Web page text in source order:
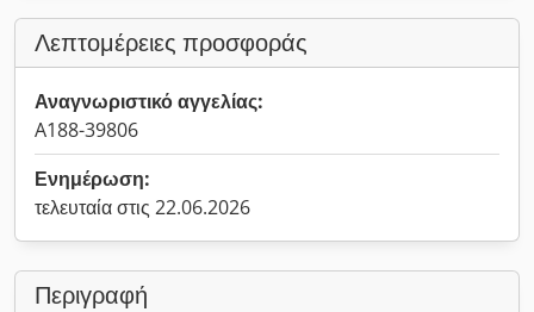
Λεπτομέρειες προσφοράς
Αναγνωριστικό αγγελίας:
A188-39806
Ενημέρωση:
τελευταία στις 22.06.2026
Περιγραφή